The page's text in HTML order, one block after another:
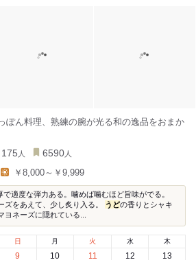
ぽん料理、熟練の腕が光る和の逸品をおまか
175 人 6590 人
￥8,000～￥9,999
で適度な弾力ある。噛めば噛むほど旨味がでる。
ズをあえて、少し炙り入る。 うどの香りとシャキ
ネーズに隠れている...
日
9
月
10
火
11
水
12
木
13